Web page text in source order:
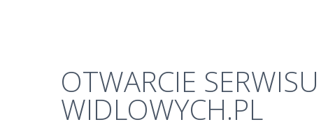
OTWARCIE SERWISU
WIDLOWYCH.PL